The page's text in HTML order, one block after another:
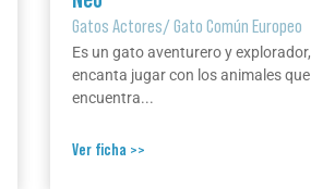
Gatos Actores/Gato Común Europeo
Es un gato aventurero y
encanta jugar con los animales que
encuentra...
Ver ficha >>